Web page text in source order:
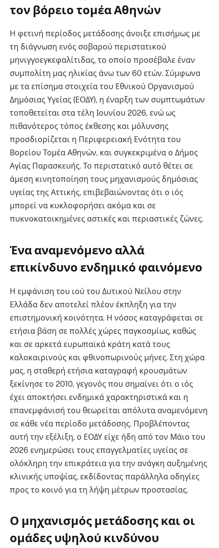
τον βόρειο τομέα Αθηνών
Η φετινή περίοδος μετάδοσης άνοιξε επισήμως με
τη διάγνωση ενός σοβαρού περιστατικού
μηνιγγοεγκεφαλίτιδας, το οποίο προσέβαλε έναν
συμπολίτη μας ηλικίας άνω των 60 ετών. Σύμφωνα
με τα επίσημα στοιχεία του Εθνικού Οργανισμού
Δημόσιας Υγείας (ΕΟΔΥ), η έναρξη των συμπτωμάτων
τοποθετείται στα τέλη Ιουνίου 2026, ενώ ως
πιθανότερος τόπος έκθεσης και μόλυνσης
προσδιορίζεται η Περιφερειακή Ενότητα του
Βορείου Τομέα Αθηνών, και συγκεκριμένα ο Δήμος
Αγίας Παρασκευής. Το περιστατικό αυτό θέτει σε
άμεση κινητοποίηση τους μηχανισμούς δημόσιας
υγείας της Αττικής, επιβεβαιώνοντας ότι ο ιός
μπορεί να κυκλοφορήσει ακόμα και σε
πυκνοκατοικημένες αστικές και περιαστικές ζώνες.
Ένα αναμενόμενο αλλά
επικίνδυνο ενδημικό φαινόμενο
Η εμφάνιση του ιού του Δυτικού Νείλου στην
Ελλάδα δεν αποτελεί πλέον έκπληξη για την
επιστημονική κοινότητα. Η νόσος καταγράφεται σε
ετήσια βάση σε πολλές χώρες παγκοσμίως, καθώς
και σε αρκετά ευρωπαϊκά κράτη κατά τους
καλοκαιρινούς και φθινοπωρινούς μήνες. Στη χώρα
μας, η σταθερή ετήσια καταγραφή κρουσμάτων
ξεκίνησε το 2010, γεγονός που σημαίνει ότι ο ιός
έχει αποκτήσει ενδημικά χαρακτηριστικά και η
επανεμφάνισή του θεωρείται απόλυτα αναμενόμενη
σε κάθε νέα περίοδο μετάδοσης. Προβλέποντας
αυτή την εξέλιξη, ο ΕΟΔΥ είχε ήδη από τον Μάιο του
2026 ενημερώσει τους επαγγελματίες υγείας σε
ολόκληρη την επικράτεια για την ανάγκη αυξημένης
κλινικής υποψίας, εκδίδοντας παράλληλα οδηγίες
προς το κοινό για τη λήψη μέτρων προστασίας.
Ο μηχανισμός μετάδοσης και οι
ομάδες υψηλού κινδύνου